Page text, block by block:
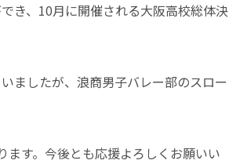
き、10月に開催される大阪高校総体決
ましたが、浪商男子バレー部のスロー
す。今後とも応援よろしくお願いい